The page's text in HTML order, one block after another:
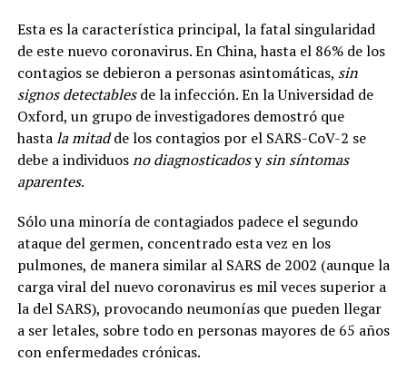
Esta es la característica principal, la fatal singularidad
de este nuevo coronavirus. En China, hasta el 86% de los
contagios se debieron a personas asintomáticas, sin
signos detectablesde la infección. En la Universidad de
Oxford, un grupo de investigadores demostró que
hastala mitadde los contagios por el SARS-CoV-2 se
debe a individuosno diagnosticadosysin síntomas
aparentes.
Sólo una minoría de contagiados padece el segundo
ataque del germen, concentrado esta vez en los
pulmones, de manera similar al SARS de 2002 (aunque la
carga viral del nuevo coronavirus es mil veces superior a
la del SARS), provocando neumonías que pueden llegar
a ser letales, sobre todo en personas mayores de 65 años
con enfermedades crónicas.